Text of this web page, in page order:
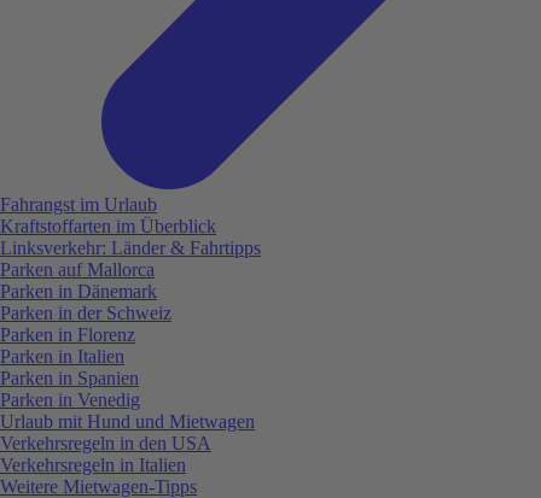
Fahrangst im Urlaub
Kraftstoffarten im Überblick
Linksverkehr: Länder & Fahrtipps
Parken auf Mallorca
Parken in Dänemark
Parken in der Schweiz
Parken in Florenz
Parken in Italien
Parken in Spanien
Parken in Venedig
Urlaub mit Hund und Mietwagen
Verkehrsregeln in den USA
Verkehrsregeln in Italien
Weitere Mietwagen-Tipps